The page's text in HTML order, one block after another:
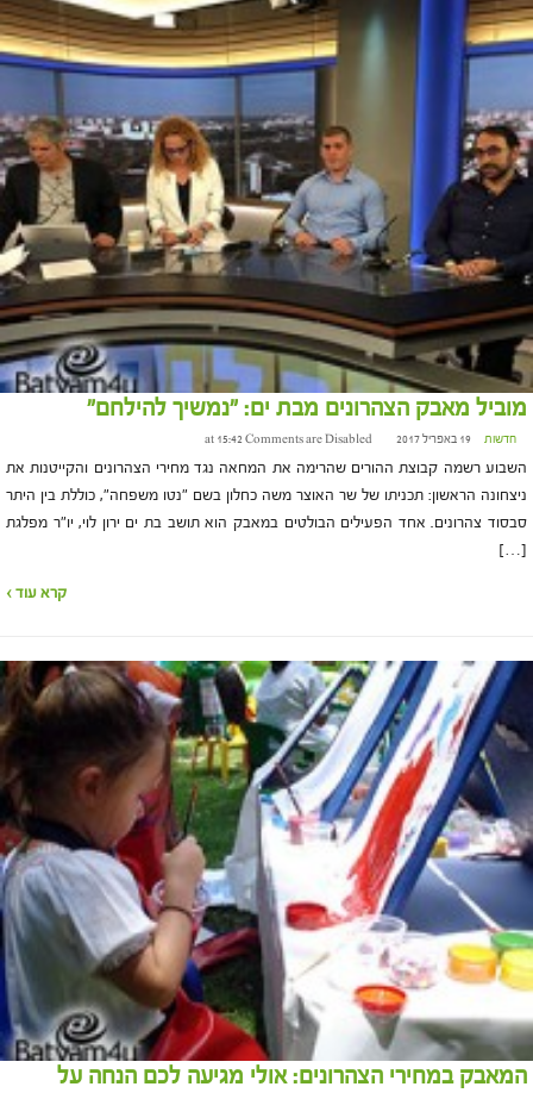
מוביל מאבק הצהרונים מבת ים: "נמשיך להילחם"
חדשות 19 באפריל 2017 at 15:42 Comments are Disabled
השבוע רשמה קבוצת ההורים שהרימה את המחאה נגד מחירי הצהרונים והקייטנות את
ניצחונה הראשון: תכניתו של שר האוצר משה כחלון בשם "נטו משפחה", כוללת בין היתר
סבסוד צהרונים. אחד הפעילים הבולטים במאבק הוא תושב בת ים ירון לוי, יו"ר מפלגת
[…]
קרא עוד ›
המאבק במחירי הצהרונים: אולי מגיעה לכם הנחה על